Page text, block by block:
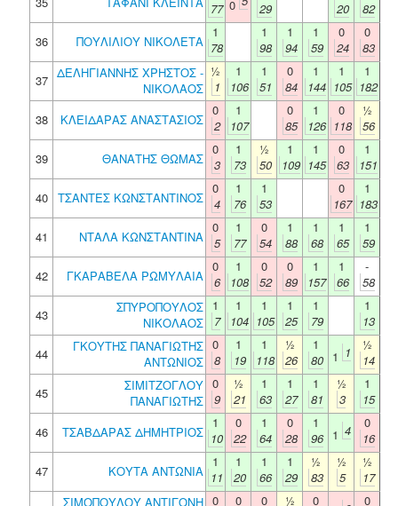
77 0
29
20
82
36
ΠΟΥΛΙΛΙΟΥ ΝΙΚΟΛΕΤΑ
1
78
1
98
1
94
1
59
0
24
0
83
37 ΔΕΛΗΓΙΑΝΝΗΣ ΧΡΗΣΤΟΣ -
ΝΙΚΟΛΑΟΣ
½
1
1
106
1
51
0
84
1
144
1
105
1
182
38
ΚΛΕΙΔΑΡΑΣ ΑΝΑΣΤΑΣΙΟΣ
0
2
1
107
0
85
1
126
0
118
½
56
39
ΘΑΝΑΤΗΣ ΘΩΜΑΣ
0
3
1
73
½
50
1
109
1
145
0
63
1
151
40
ΤΣΑΝΤΕΣ ΚΩΝΣΤΑΝΤΙΝΟΣ
0
4
1
76
1
53
0
167
1
183
41
ΝΤΑΛΑ ΚΩΝΣΤΑΝΤΙΝΑ
0
5
1
77
0
54
1
88
1
68
1
65
1
59
42
ΓΚΑΡΑΒΕΛΑ ΡΩΜΥΛΑΙΑ
0
6
1
108
0
52
0
89
1
157
1
66
-
58
43
ΣΠΥΡΟΠΟΥΛΟΣ
ΝΙΚΟΛΑΟΣ
1
7
1
104
1
105
1
25
1
79
1
13
44
ΓΚΟΥΤΗΣ ΠΑΝΑΓΙΩΤΗΣ
ΑΝΤΩΝΙΟΣ
0
8
1
19
1
118
½
26
1
80
1 1
½
14
45
ΣΙΜΙΤΖΟΓΛΟΥ
ΠΑΝΑΓΙΩΤΗΣ
0
9
½
21
1
63
1
27
1
81
½
3
1
15
46
ΤΣΑΒΔΑΡΑΣ ΔΗΜΗΤΡΙΟΣ
1
10
0
22
1
64
0
28
1
96
1 4
0
16
47
ΚΟΥΤΑ ΑΝΤΩΝΙΑ
1
11
1
20
1
66
1
29
½
83
½
5
½
17
ΣΙΜΟΠΟΥΛΟΥ ΑΝΤΙΓΟΝΗ 0 0 0 ½ 0 0